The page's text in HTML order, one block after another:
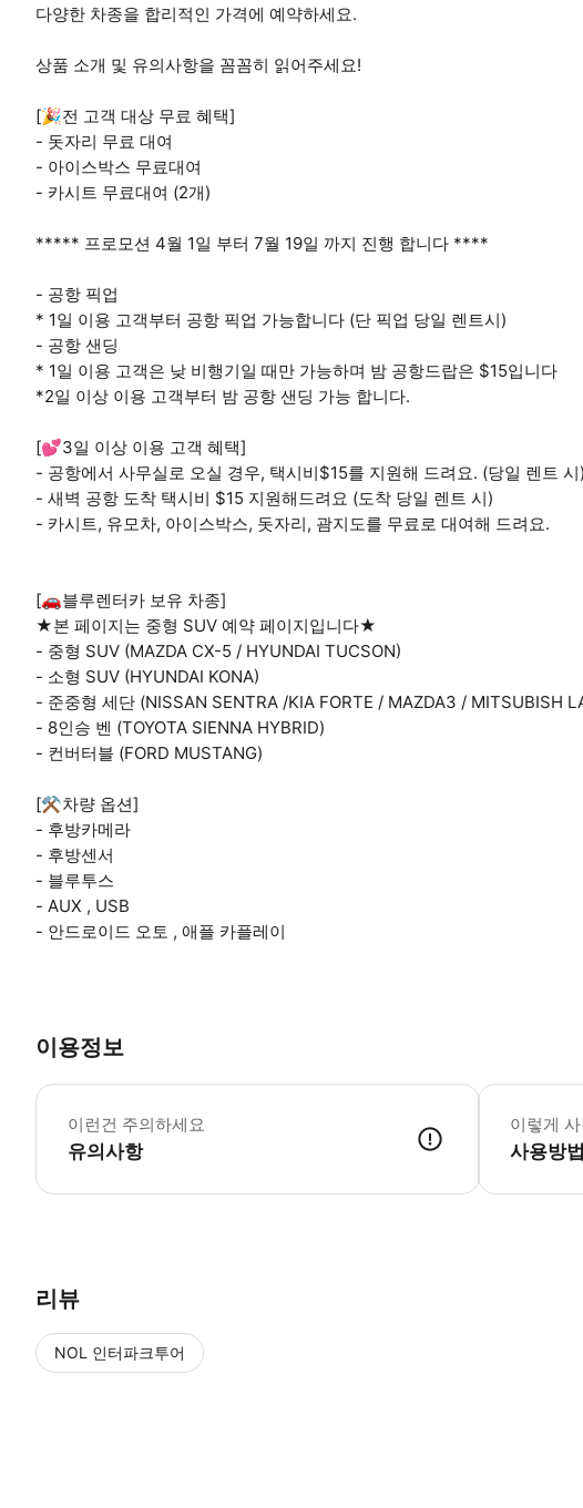
다양한 차종을 합리적인 가격에 예약하세요.
상품 소개 및 유의사항을 꼼꼼히 읽어주세요!
[🎉전 고객 대상 무료 혜택]
- 돗자리 무료 대여
- 아이스박스 무료대여
- 카시트 무료대여 (2개)
***** 프로모션 4월 1일 부터 7월 19일 까지 진행 합니다 ****
- 공항 픽업
* 1일 이용 고객부터 공항 픽업 가능합니다 (단 픽업 당일 렌트시)
- 공항 샌딩
* 1일 이용 고객은 낮 비행기일 때만 가능하며 밤 공항드랍은 $15입니다
*2일 이상 이용 고객부터 밤 공항 샌딩 가능 합니다.
[💕3일 이상 이용 고객 혜택]
- 공항에서 사무실로 오실 경우, 택시비$15를 지원해 드려요. (당일 렌트 시)
- 새벽 공항 도착 택시비 $15 지원해드려요 (도착 당일 렌트 시)
- 카시트, 유모차, 아이스박스, 돗자리, 괌지도를 무료로 대여해 드려요.
[🚗블루렌터카 보유 차종]
★본 페이지는 중형 SUV 예약 페이지입니다★
- 중형 SUV (MAZDA CX-5 / HYUNDAI TUCSON)
- 소형 SUV (HYUNDAI KONA)
- 준중형 세단 (NISSAN SENTRA /KIA FORTE / MAZDA3 / MITSUBISH
- 8인승 벤 (TOYOTA SIENNA HYBRID)
- 컨버터블 (FORD MUSTANG)
[⚒️차량 옵션]
- 후방카메라
- 후방센서
- 블루투스
- AUX , USB
- 안드로이드 오토 , 애플 카플레이
이용정보
이런건 주의하세요
유의사항
[📌 운전자 대
이렇게
사용방법
리뷰
NOL 인터파크투어